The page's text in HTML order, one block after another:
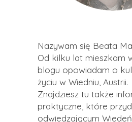
Nazywam się Beata
Od kilku lat mieszkam
blogu opowiadam o
życiu w Wiedniu, Austrii.
Znajdziesz tu także
praktyczne, które
odwiedzającym